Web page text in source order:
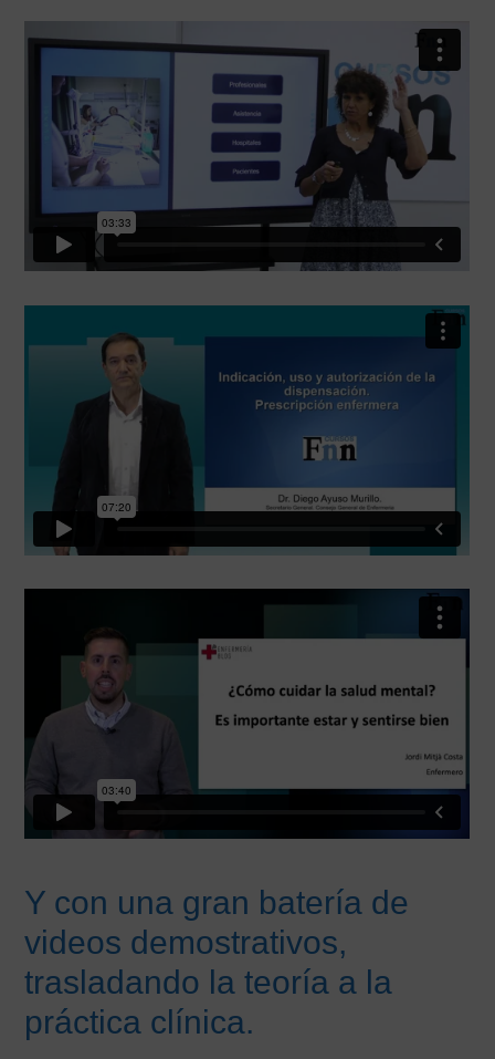
Y con una gran batería de
videos demostrativos,
trasladando la teoría a la
práctica clínica.